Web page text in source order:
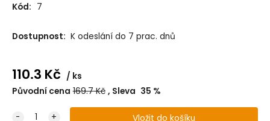
Kód: 7
Dostupnost: K odeslání do 7 prac. dnů
110.3 Kč
ks
Původní cena 169.7Kč Sleva 35 %